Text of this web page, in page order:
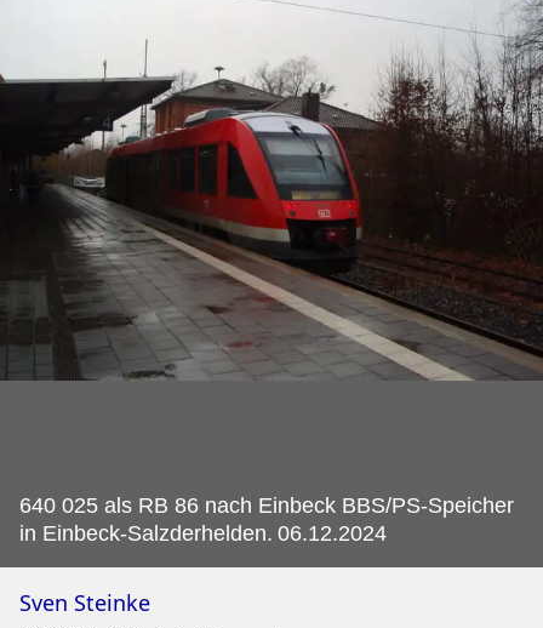
640 025 als RB 86 nach Einbeck BBS/PS-Speicher
in Einbeck-Salzderhelden. 06.12.2024
Sven Steinke